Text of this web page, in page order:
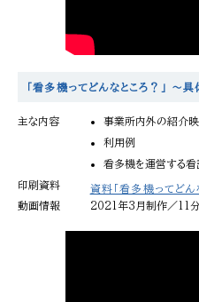
「看多機ってどんなところ？」 〜
主な内容
事業所内外の紹介
利用例
看多機を運営する看
印刷資料
資料「看多機ってどん
動画情報
2021年3月制作／11